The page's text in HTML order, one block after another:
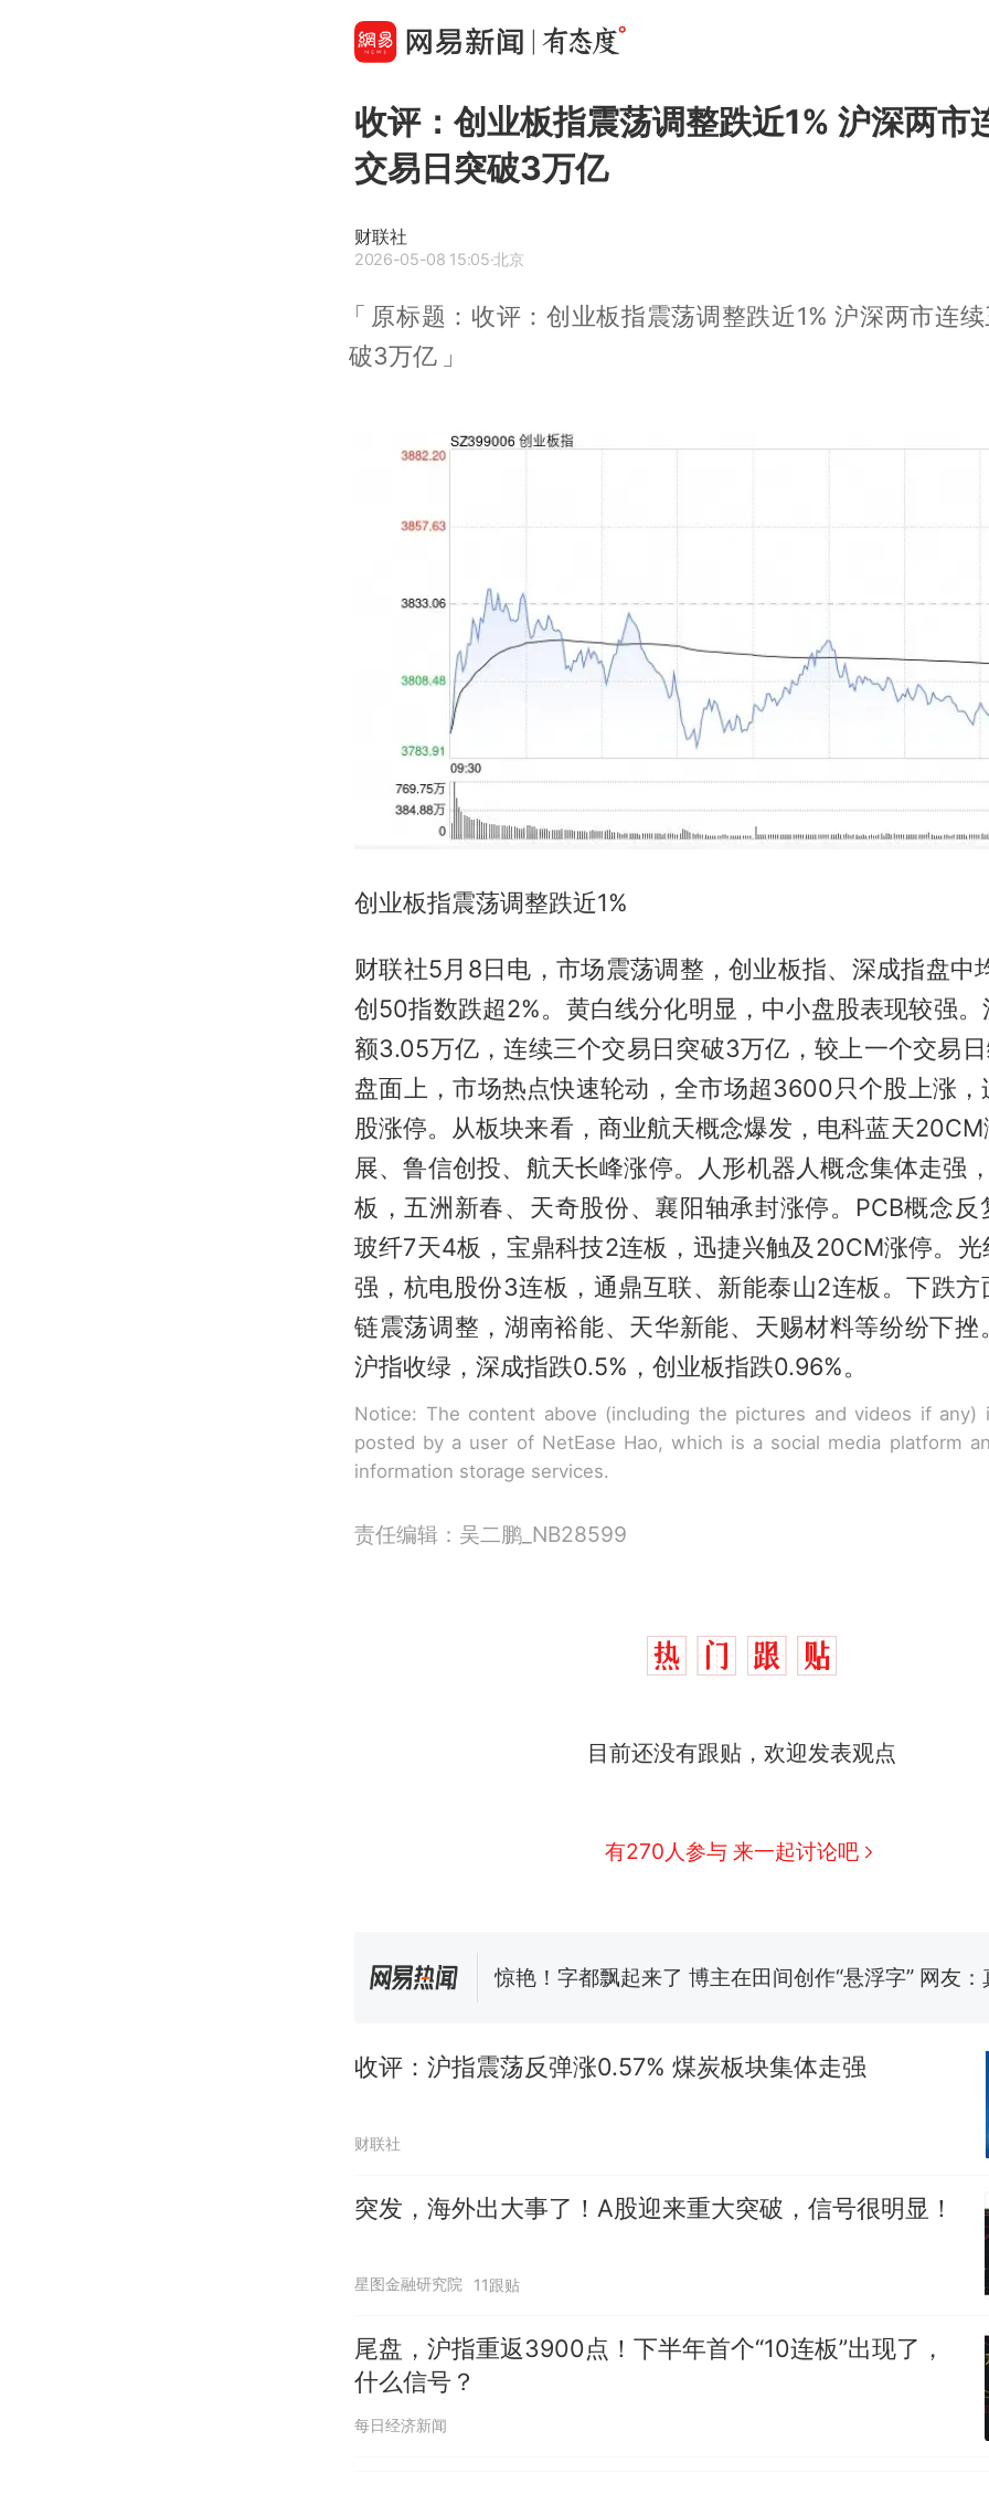
收评：创业板指震荡调整跌近1% 沪深两市
交易日突破3万亿
财联社
2026-05-08 15:05·北京
原标题：收评：创业板指震荡调整跌近1% 沪深两市连
破3万亿
创业板指震荡调整跌近1%
财联社5月8日电，市场震荡调整，创业板指、深成指盘中
创50指数跌超2%。黄白线分化明显，中小盘股表现较强
额3.05万亿，连续三个交易日突破3万亿，较上一个交易日
盘面上，市场热点快速轮动，全市场超3600只个股上涨，
股涨停。从板块来看，商业航天概念爆发，电科蓝天
展、鲁信创投、航天长峰涨停。人形机器人概念集体走强
板，五洲新春、天奇股份、襄阳轴承封涨停。PCB概念反
玻纤7天4板，宝鼎科技2连板，迅捷兴触及20CM涨停。光
强，杭电股份3连板，通鼎互联、新能泰山2连板。下跌方
链震荡调整，湖南裕能、天华新能、天赐材料等纷纷下挫
沪指收绿，深成指跌0.5%，创业板指跌0.96%。
Notice: The content above (including the pictures and videos if any)
posted by a user of NetEase Hao, which is a social media platform
information storage services.
责任编辑：吴二鹏_NB28599
目前还没有跟贴，欢迎发表观点
有270人参与 来一起讨论吧
费大厨“全国小炒肉大王”称号，仅凭视频评出？中
制裁瓜子饺子，美国怕什么？
费大厨“全国小炒肉大王”称号，仅凭视频评出？中
收评：沪指震荡反弹涨0.57% 煤炭板块集体走强
财联社
突发，海外出大事了！A股迎来重大突破，信号很明显！
星图金融研究院 11跟贴
尾盘，沪指重返3900点！下半年首个“10连板”出现了，
什么信号？
每日经济新闻